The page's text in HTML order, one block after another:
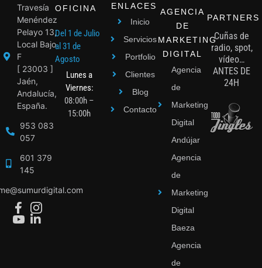
Travesía
Menéndez
Pelayo 13,
Local Bajo
F
[ 23003 ]
Jaén,
Andalucía,
España.
953 083
057
601 379
145
OFICINA
Del 1 de Julio
al 31 de
Agosto
Lunes a
Viernes:
08:00h –
15:00h
ENLACES
Inicio
Servicios
Portfolio
Clientes
Blog
Contacto
AGENCIA
DE
MARKETING
DIGITAL
Agencia
de
Marketing
Digital
Andújar
Agencia
de
Marketing
Digital
Baeza
Agencia
de
PARTNERS
Cuñas de
radio, spot,
vídeo…
ANTES DE
24H